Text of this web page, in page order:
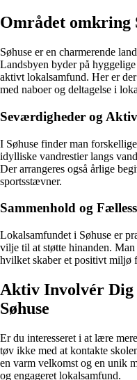
Området omkring
Søhuse er en charmerende
Landsbyen byder på
aktivt lokalsamfund. Her er
med naboer og deltagelse i
Seværdigheder og
I Søhuse finder man
idylliske vandrestier langs
Der arrangeres også årlige
sportsstævner.
Sammenhold og
Lokalsamfundet i Søhuse er
vilje til at støtte hinanden.
hvilket skaber et positivt miljø
Aktiv Involvér Dig
Søhuse
Er du interesseret i at lære
tøv ikke med at kontakte
en varm velkomst og en unik
og engageret lokalsamfund.